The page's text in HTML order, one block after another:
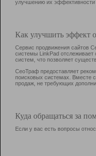
улучшению их эффективности
Как улучшить эффект
Сервис продвижения сайтов
системы LinkPad
систем, что позволяет
СеоТраф предоставляет
поисковых системах. Вместе
продаж, не требующих
Куда обращаться за
Если у вас есть вопросы